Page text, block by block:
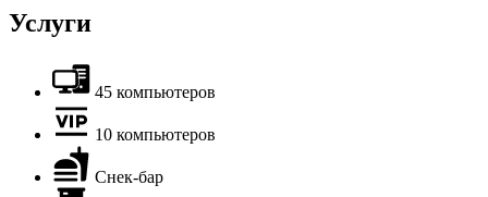
Услуги
45 компьютеров
10 компьютеров
Снек-бар